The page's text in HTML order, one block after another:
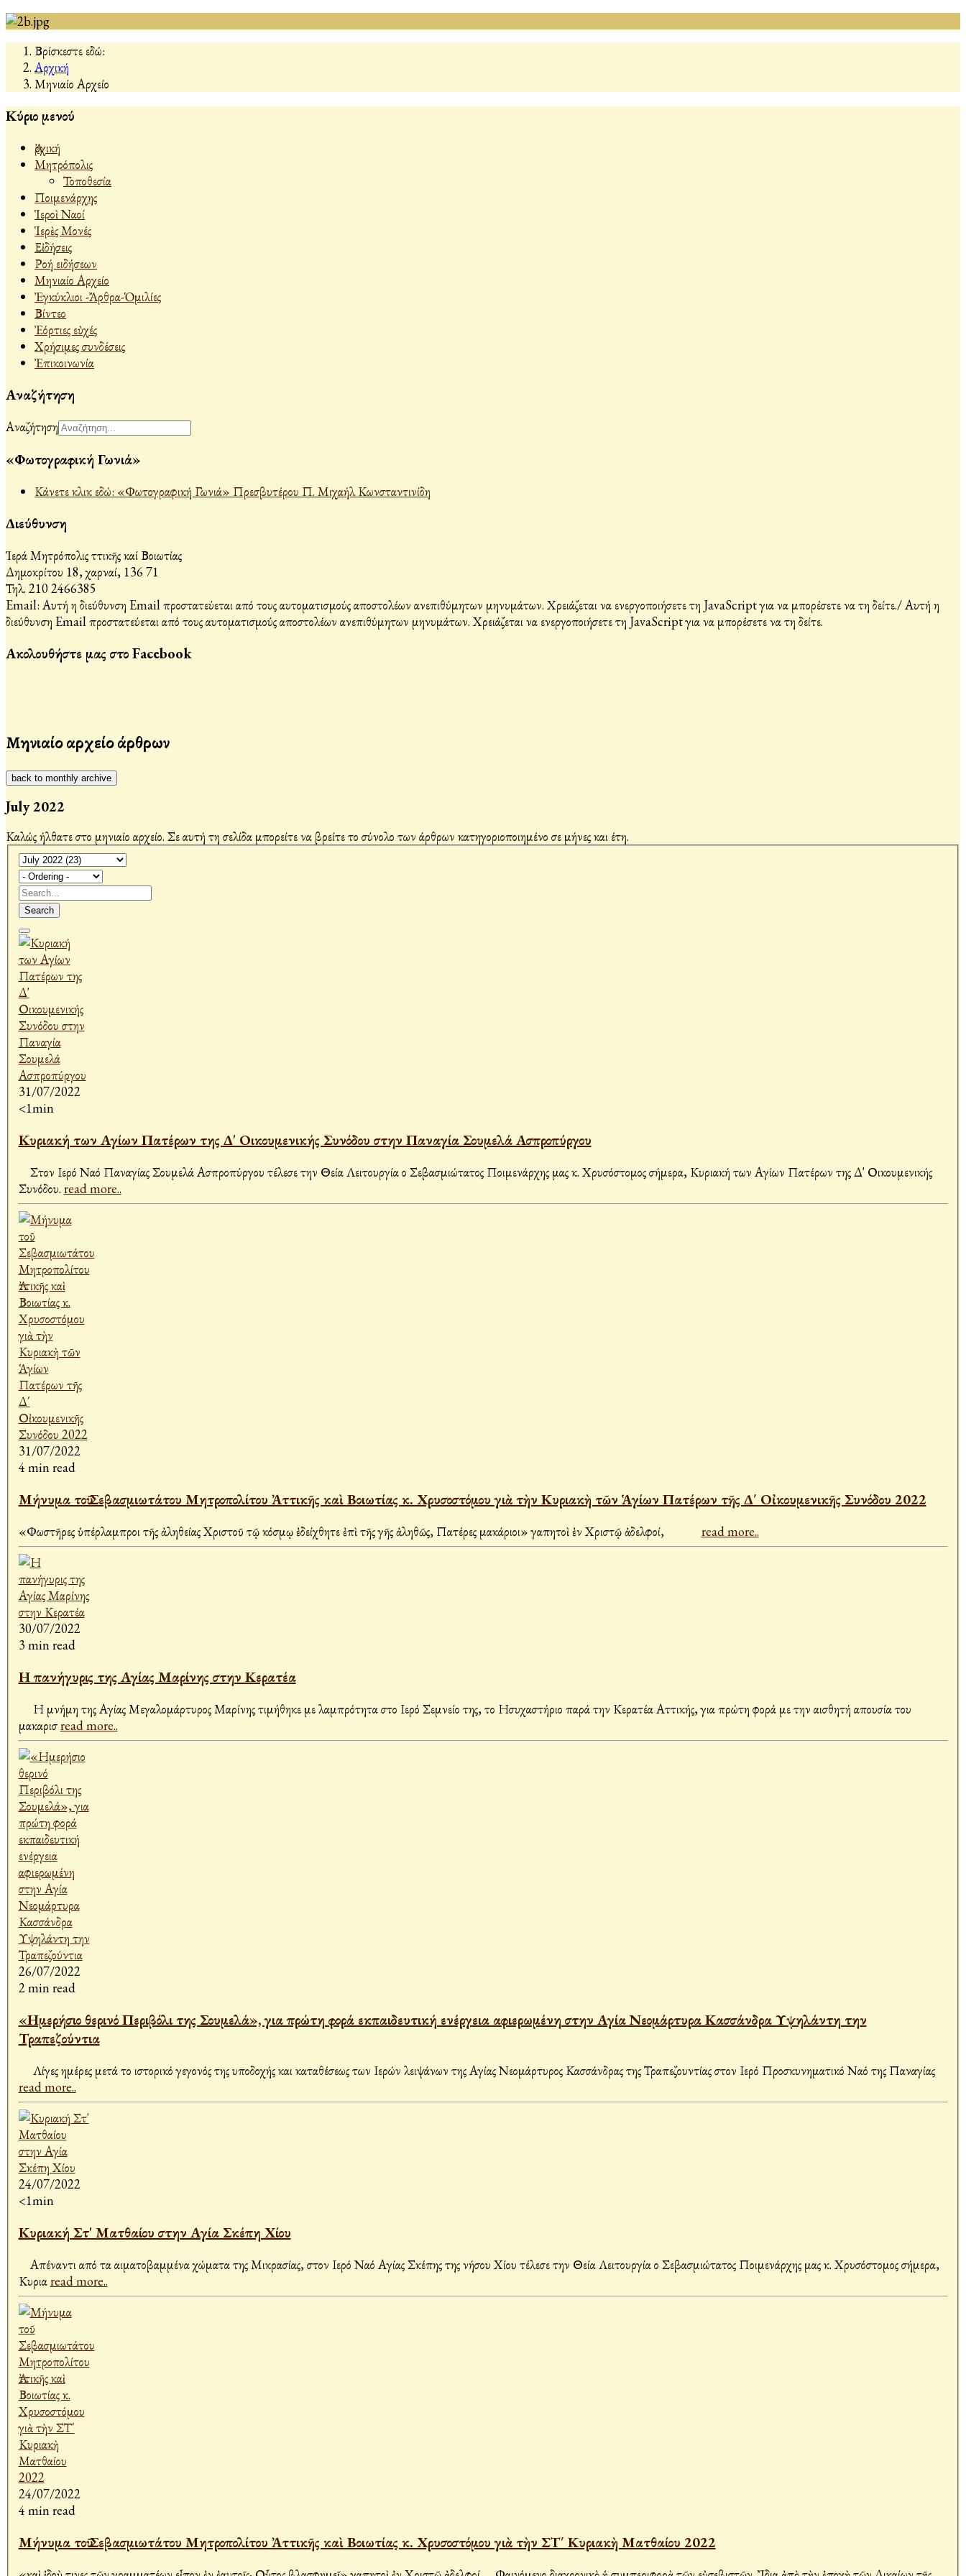
Βρίσκεστε εδώ:
Αρχική
Μηνιαίο Αρχείο
Κύριο μενού
Ἀρχική
Μητρόπολις
Τοποθεσία
Ποιμενάρχης
Ἱεροὶ Ναοί
Ἱερὲς Μονές
Εἰδήσεις
Ροή ειδήσεων
Μηνιαίο Αρχείο
Ἐγκύκλιοι -Ἄρθρα-Ὁμιλίες
Βίντεο
Ἐόρτιες εὐχές
Χρήσιμες συνδέσεις
Ἐπικοινωνία
Αναζήτηση
Αναζήτηση
«Φωτογραφική Γωνιά»
Κάνετε κλικ εδώ: «Φωτογραφική Γωνιά» Πρεσβυτέρου Π. Μιχαήλ Κωνσταντινίδη
Διεύθυνση
Ἱερά Μητρόπολις Ἀττικῆς καί Βοιωτίας
Δημοκρίτου 18, Ἀχαρναί, 136 71
Τηλ. 210 2466385
Email: Αυτή η διεύθυνση Email προστατεύεται από τους αυτοματισμούς αποστολέων ανεπιθύμητων μηνυμάτων. Χρειάζεται να ενεργοποιήσετε τη JavaScript για να μπορέσετε να τη δείτε./Αυτή η
διεύθυνση Email προστατεύεται από τους αυτοματισμούς αποστολέων ανεπιθύμητων μηνυμάτων. Χρειάζεται να ενεργοποιήσετε τη JavaScript για να μπορέσετε να τη δείτε.
Ακολουθήστε μας στο Facebook
Μηνιαίο αρχείο άρθρων
back to monthly archive
July 2022
Καλώς ήλθατε στο μηνιαίο αρχείο. Σε αυτή τη σελίδα μπορείτε να βρείτε το σύνολο των άρθρων κατηγοριοποιημένο σε μήνες και έτη.
Search
31/07/2022
<1min
Κυριακή των Αγίων Πατέρων της Δ' Οικουμενικής Συνόδου στην Παναγία Σουμελά Ασπροπύργου
Στον Ιερό Ναό Παναγίας Σουμελά Ασπροπύργου τέλεσε την Θεία Λειτουργία ο Σεβασμιώτατος Ποιμενάρχης μας κ. Χρυσόστομος σήμερα, Κυριακή των Αγίων Πατέρων της Δ' Οικουμενικής
Συνόδου. read more..
31/07/2022
4 min read
Μήνυμα τοῦ Σεβασμιωτάτου Μητροπολίτου Ἀττικῆς καὶ Βοιωτίας κ. Χρυσοστόμου γιὰ τὴν Κυριακὴ τῶν Ἁγίων Πατέρων τῆς Δ΄ Οἰκουμενικῆς Συνόδου 2022
«Φωστῆρες ὑπέρλαμπροι τῆς ἀληθείας Χριστοῦ τῷ κόσμῳ ἐδείχθητε ἐπὶ τῆς γῆς ἀληθῶς, Πατέρες μακάριοι» Ἀγαπητοὶ ἐν Χριστῷ ἀδελφοί, read more..
30/07/2022
3 min read
Η πανήγυρις της Αγίας Μαρίνης στην Κερατέα
Η μνήμη της Αγίας Μεγαλομάρτυρος Μαρίνης τιμήθηκε με λαμπρότητα στο Ιερό Σεμνείο της, το Ησυχαστήριο παρά την Κερατέα Αττικής, για πρώτη φορά με την αισθητή απουσία του
μακαρισread more..
26/07/2022
2 min read
«Ημερήσιο θερινό Περιβόλι της Σουμελά», για πρώτη φορά εκπαιδευτική ενέργεια αφιερωμένη στην Αγία Νεομάρτυρα Κασσάνδρα Υψηλάντη την
Τραπεζούντια
Λίγες ημέρες μετά το ιστορικό γεγονός της υποδοχής και καταθέσεως των Ιερών λειψάνων της Αγίας Νεομάρτυρος Κασσάνδρας της Τραπεζουντίας στον Ιερό Προσκυνηματικό Ναό της Παναγίας
read more..
24/07/2022
<1min
Κυριακή Στ' Ματθαίου στην Αγία Σκέπη Χίου
Απέναντι από τα αιματοβαμμένα χώματα της Μικρασίας, στον Ιερό Ναό Αγίας Σκέπης της νήσου Χίου τέλεσε την Θεία Λειτουργία ο Σεβασμιώτατος Ποιμενάρχης μας κ. Χρυσόστομος σήμερα,
Κυριαread more..
24/07/2022
4 min read
Μήνυμα τοῦ Σεβασμιωτάτου Μητροπολίτου Ἀττικῆς καὶ Βοιωτίας κ. Χρυσοστόμου γιὰ τὴν ΣΤ΄ Κυριακὴ Ματθαίου 2022